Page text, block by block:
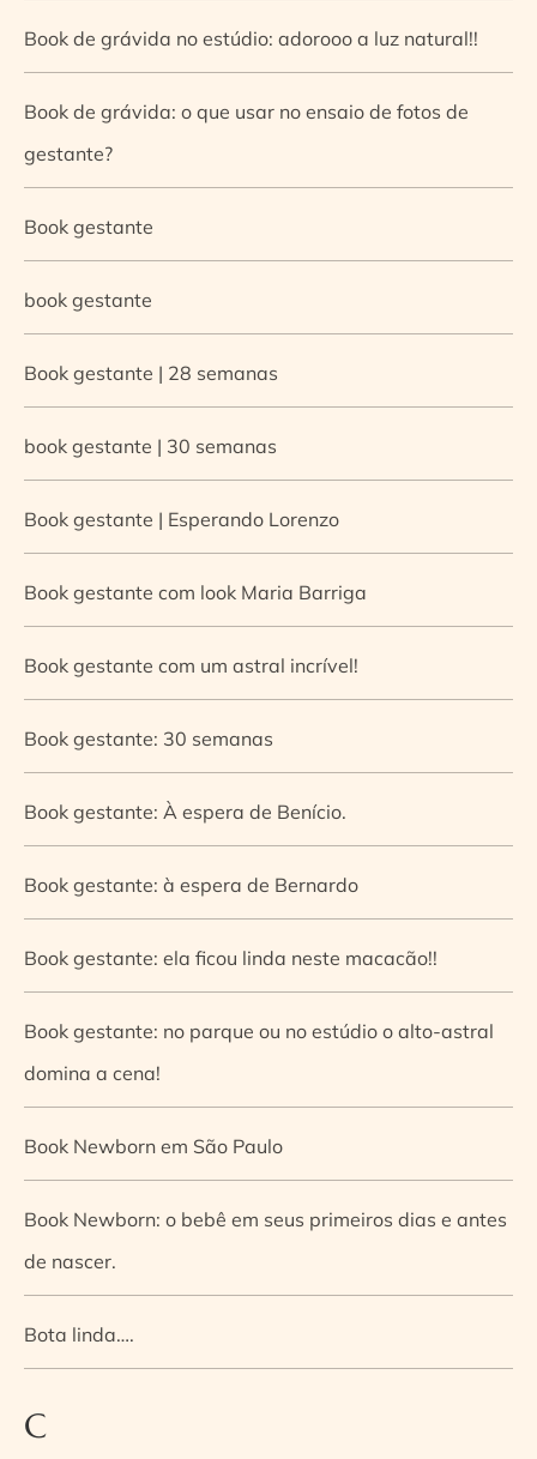
Book de grávida no estúdio: adorooo a luz natural!!
Book de grávida: o que usar no ensaio de fotos de
gestante?
Book gestante
book gestante
Book gestante | 28 semanas
book gestante | 30 semanas
Book gestante | Esperando Lorenzo
Book gestante com look Maria Barriga
Book gestante com um astral incrível!
Book gestante: 30 semanas
Book gestante: À espera de Benício.
Book gestante: à espera de Bernardo
Book gestante: ela ficou linda neste macacão!!
Book gestante: no parque ou no estúdio o alto-astral
domina a cena!
Book Newborn em São Paulo
Book Newborn: o bebê em seus primeiros dias e antes
de nascer.
Bota linda….
C